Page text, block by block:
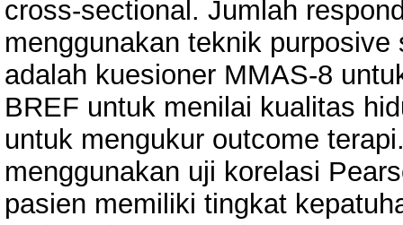
cross-sectional. Jumlah
menggunakan teknik
adalah kuesioner MMAS-8
BREF untuk menilai kualitas
untuk mengukur outcome
menggunakan uji korelasi
pasien memiliki tingkat